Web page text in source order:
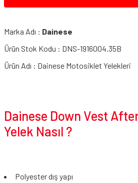
Marka Adı : Dainese
Ürün Stok Kodu : DNS-1916004.35B
Ürün Adı : Dainese Motosiklet Yelekleri
Dainese Down Vest
Yelek Nasıl ?
Polyester dış yapı